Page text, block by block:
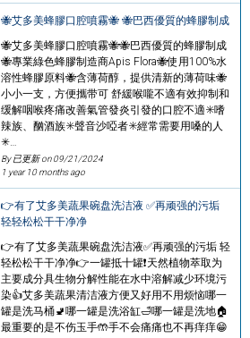
🐝艾多美蜂膠口腔噴霧🐝 🐝巴西優質的蜂膠制成
🐝艾多美蜂膠口腔噴霧🐝🐝巴西優質的蜂膠制成
🐝專業綠色蜂膠制造商Apis Flora🐝使用100%水
溶性蜂膠原料🐝含薄荷醇，提供清新的薄荷味🐝
小小一支，方便攜带可 舒緩喉嚨不適有效抑制和
缓解咽喉疼痛改善氣管發炎引發的口腔不適✳️嗜
辣族、酗酒族✳️聲音沙啞者✳️經常需要用嗓的人
✳…
By 已更新 on09/21/2024
1 year 10 months ago
👉有了艾多美蔬果碗盘洗洁液 ✅再顽强的污垢
轻轻松松干干净净
👉有了艾多美蔬果碗盘洗洁液✅再顽强的污垢 轻
轻松松干干净净👉一罐抵十罐❗天然植物萃取为
主要成分具生物分解性能在水中溶解减少环境污
染👍艾多美蔬果清洁液方便又好用不用烦恼哪一
罐是洗马桶🚽哪一罐是洗浴缸🛁哪一罐是洗地🏠
最重要的是不伤玉手🤲手不会痛痛也不再痒痒😁